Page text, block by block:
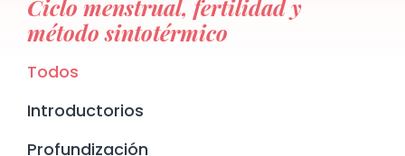
Ciclo menstrual, fertilidad y
método sintotérmico
Todos
Introductorios
Profundización